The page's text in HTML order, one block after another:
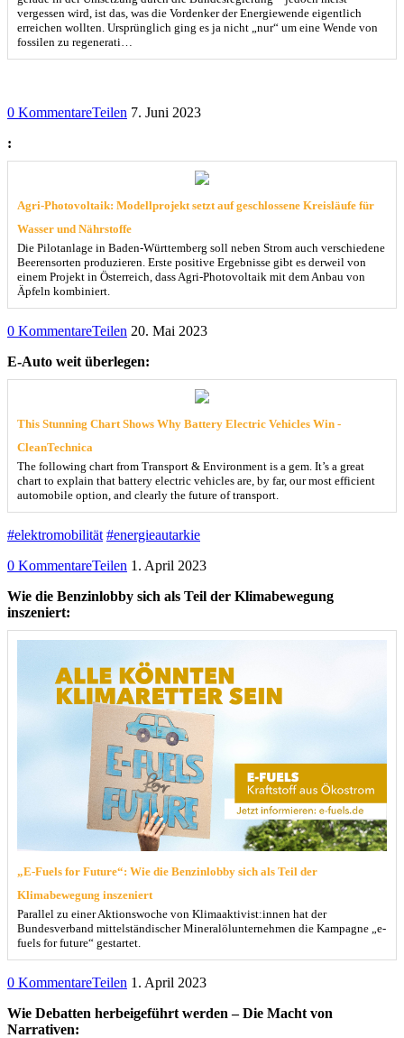
vergessen wird, ist das, was die Vordenker der Energiewende eigentlich
erreichen wollten. Ursprünglich ging es ja nicht „nur“ um eine Wende von
fossilen zu regenerati…
0 KommentareTeilen 7. Juni 2023
:
Agri-Photovoltaik: Modellprojekt setzt auf geschlossene Kreisläufe für
Wasser und Nährstoffe
Die Pilotanlage in Baden-Württemberg soll neben Strom auch verschiedene
Beerensorten produzieren. Erste positive Ergebnisse gibt es derweil von
einem Projekt in Österreich, dass Agri-Photovoltaik mit dem Anbau von
Äpfeln kombiniert.
0 KommentareTeilen 20. Mai 2023
E-Auto weit überlegen:
This Stunning Chart Shows Why Battery Electric Vehicles Win -
CleanTechnica
The following chart from Transport & Environment is a gem. It’s a great
chart to explain that battery electric vehicles are, by far, our most efficient
automobile option, and clearly the future of transport.
#elektromobilität #energieautarkie
0 KommentareTeilen 1. April 2023
Wie die Benzinlobby sich als Teil der Klimabewegung
inszeniert:
„E-Fuels for Future“: Wie die Benzinlobby sich als Teil der
Klimabewegung inszeniert
Parallel zu einer Aktionswoche von Klimaaktivist:innen hat der
Bundesverband mittelständischer Mineralölunternehmen die Kampagne „e-
fuels for future“ gestartet.
0 KommentareTeilen 1. April 2023
Wie Debatten herbeigeführt werden – Die Macht von
Narrativen: